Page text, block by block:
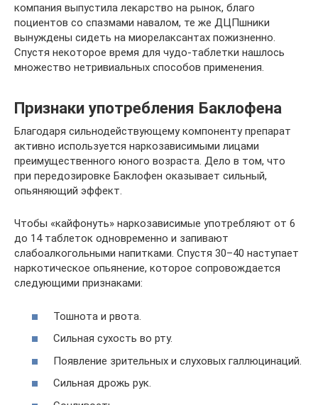
компания выпустила лекарство на рынок, благо
поциентов со спазмами навалом, те же ДЦПшники
вынуждены сидеть на миорелаксантах пожизненно.
Спустя некоторое время для чудо-таблетки нашлось
множество нетривиальных способов применения.
Признаки употребления Баклофена
Благодаря сильнодействующему компоненту препарат
активно используется наркозависимыми лицами
преимущественного юного возраста. Дело в том, что
при передозировке Баклофен оказывает сильный,
опьяняющий эффект.
Чтобы «кайфонуть» наркозависимые употребляют от 6
до 14 таблеток одновременно и запивают
слабоалкогольными напитками. Спустя 30–40 наступает
наркотическое опьянение, которое сопровождается
следующими признаками:
Тошнота и рвота.
Сильная сухость во рту.
Появление зрительных и слуховых галлюцинаций.
Сильная дрожь рук.